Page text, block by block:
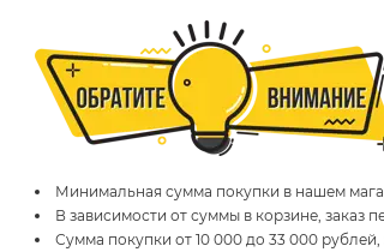
Минимальная сумма покупки в нашем
В зависимости от суммы в корзине, заказ
Сумма покупки от 10 000 до 33 000 рублей,